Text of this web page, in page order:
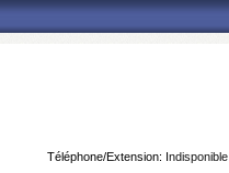
Téléphone/Extension: Indisponible